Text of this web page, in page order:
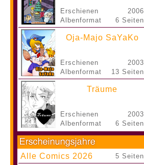
Erschienen
Albenformat
2006
6 Seiten
Oja-Majo SaYaKo
Erschienen
Albenformat
2003
13 Seiten
Träume
Erschienen
Albenformat
2003
6 Seiten
Alle Comics 2026 5 Seiten